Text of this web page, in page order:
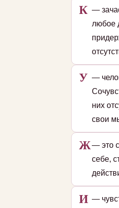
К —
любое
У —
них
свои
Ж— это
себе,
И —